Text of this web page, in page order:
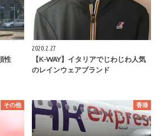
性
2020.2.27
【K-WAY】イタリアでじわじわ人気
のレインウェアブランド
その他 香港